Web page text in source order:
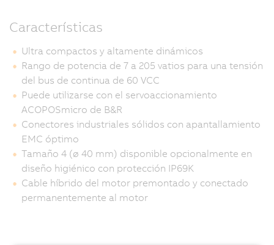
Características
Ultra compactos y altamente dinámicos
Rango de potencia de 7 a 205 vatios para una tensión
del bus de continua de 60 VCC
Puede utilizarse con el servoaccionamiento
ACOPOSmicro de B&R
Conectores industriales sólidos con apantallamiento
EMC óptimo
Tamaño 4 (ø 40 mm) disponible opcionalmente en
diseño higiénico con protección IP69K
Cable híbrido del motor premontado y conectado
permanentemente al motor